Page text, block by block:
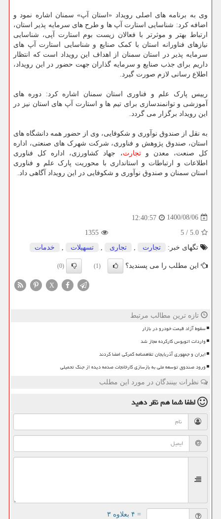
وی به برنامه های اصلی رویداد «استان آپ» سمنان اشاره نمود و
اضافه کرد: شناسایی استارت آپ ها و طرح های سرمایه پذیر استان،
ارتباط بهتر و موثرتر با فعالان زیست بوم استارت آپی، شناسایی
نیازهای فناورانه استان با کمک صنایع و شناسایی استارت آپ های
سرمایه پذیر در استان سمنان از اهداف این رویداد است که انتظار
داریم برای جذب صنایع و سرمایه گذاران جهت حضور در این رویداد،
اطلاع رسانی لازم صورت گیرد.
رییس پارک علم و فناوری استان سمنان اشاره کرد: دوره های
آموزشی و توانمندسازی برای تیم ها و استارت آپ های استان نیز در
این رویداد برگزار می گردد.
به نقل از صندوق نوآوری و شکوفایی، وی از حضور همه دانشگاه های
استان، صندوق پژوهش و فناوری، شرکت شهرک های صنعتی، اداره
کل صنعت، معدن وتجارت، جهاد کشاورزی، اداره کل فناوری
اطلاعات و ارتباطات و استانداری با محوریت پارک علم و فناوری
استان سمنان و صندوق نوآوری و شکوفایی در این رویداد آگاهی داد.
1400/08/06
12:40:57
5.0
/
5
1355
تگهای خبر:
تجارت تجاری تسهیلات خدمات
این مطلب را می پسندید؟ (1)
(0)
X
تازه ترین مطالب مرتبط
سقوط آزاد قیمت خودرو در بازار
واردات اتوبوس کارکرده مجاز شد
ایران و جمهوری آذربایجان تفاهمنامه گمرکی امضا کردند
ورود صندوق توسعه ملی به بازسازی کارخانجات صدمه دیده از جنگ تحمیلی
نظرات بینندگان در مورد این مطلب
لطفا شما همنظر دهید
= ۴ بعلاوه ۳